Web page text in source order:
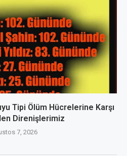
Tipi Ölüm Hücrelerine Karşı
Direnişlerimiz
7, 2026